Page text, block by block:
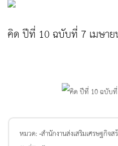
คิด ปีที่ 10 ฉบับที่ 7 เมษา
หมวด:-สำนักงานส่งเสริมเศรษฐกิจ